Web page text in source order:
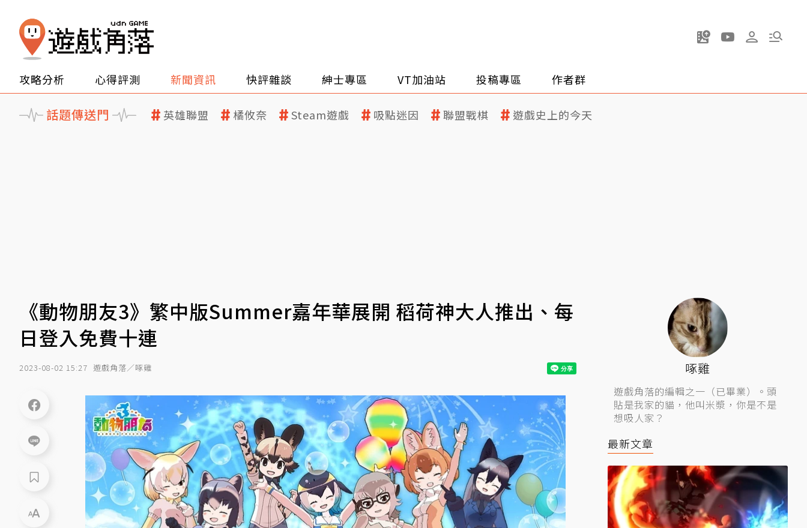
攻略分析 心得評測 新聞資訊 快評雜談 紳士專區 VT加油站 投稿專區 作者群
話題傳送門 英雄聯盟 橘攸奈 Steam遊戲 吸點迷因 聯盟戰棋 遊戲史上的今天
《動物朋友3》繁中版Summer嘉年華展開 稻荷神大人推出、每
日登入免費十連
2023-08-02 15:27 遊戲角落／啄雞 啄雞
遊戲角落的編輯之一（已畢業）。頭
貼是我家的貓，他叫米漿，你是不是
想吸人家？
最新文章